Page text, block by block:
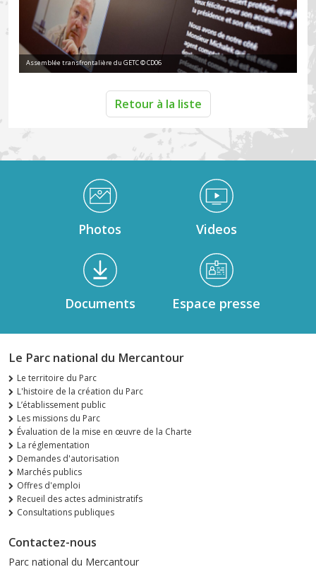
Assemblée transfrontalière du GETC © CD06
Retour à la liste
Médiathèque Footer
Photos Videos
Documents Espace presse
Le Parc national du Mercantour
Le territoire du Parc
L'histoire de la création du Parc
L’établissement public
Les missions du Parc
Évaluation de la mise en œuvre de la Charte
La réglementation
Demandes d'autorisation
Marchés publics
Offres d'emploi
Recueil des actes administratifs
Consultations publiques
Contactez-nous
Parc national du Mercantour